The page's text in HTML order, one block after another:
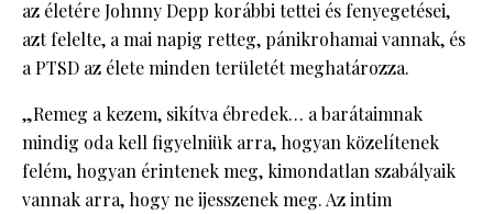
az életére Johnny Depp korábbi tettei és fenyegetései,
azt felelte, a mai napig retteg, pánikrohamai vannak, és
a PTSD az élete minden területét meghatározza.
„Remeg a kezem, sikítva ébredek… a barátaimnak
mindig oda kell figyelniük arra, hogyan közelítenek
felém, hogyan érintenek meg, kimondatlan szabályaik
vannak arra, hogy ne ijesszenek meg. Az intim